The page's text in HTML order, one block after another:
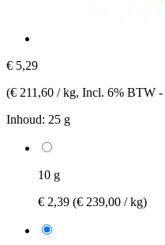
€ 5,29
(€ 211,60 / kg, Incl. 6% BTW -
Inhoud: 25 g
10 g
€ 2,39 (€ 239,00 / kg)